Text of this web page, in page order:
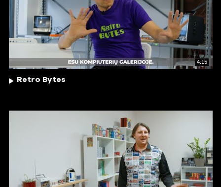
4:15
Retro Bytes